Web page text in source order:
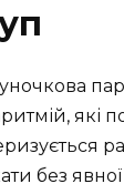
які
без